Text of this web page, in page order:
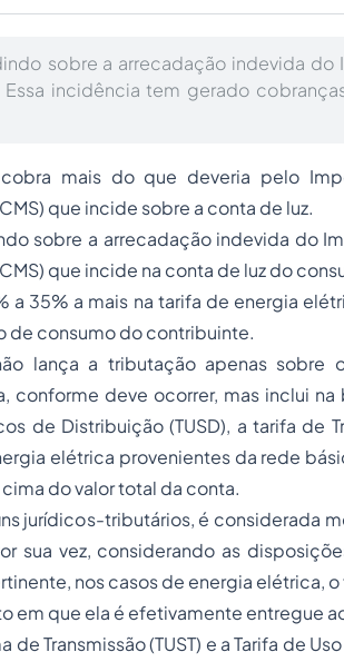
sobre a arrecadação indevida do
incidência tem gerado
mais do que deveria pelo
que incide sobre a conta de luz.
sobre a arrecadação indevida do
que incide na conta de luz do
a 35% a mais na tarifa de energia
de consumo do contribuinte.
lança a tributação apenas sobre
conforme deve ocorrer, mas inclui na
de Distribuição (TUSD), a tarifa de
elétrica provenientes da rede
do valor total da conta.
jurídicos-tributários, é considerada
sua vez, considerando as
nos casos de energia elétrica,
em que ela é efetivamente entregue
de Transmissão (TUST) e a Tarifa de